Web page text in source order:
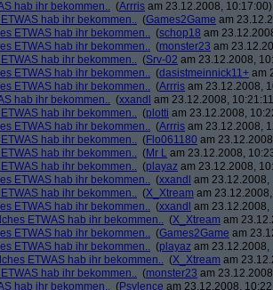
hab ihr bekommen.. (Arrris am 23.12.2008, 10:17:00)
hab ihr bekommen.. (Games2Game am
ETWAS hab ihr bekommen.. (schop18 am
ETWAS hab ihr bekommen.. (monster23 am
hab ihr bekommen.. (Srv-02 am 23.12.2008,
ETWAS hab ihr bekommen.. (dasistmeinnick11+ am
ETWAS hab ihr bekommen.. (Arrris am 23.12.2008,
hab ihr bekommen.. (xxandl am 23.12.2008,
hab ihr bekommen.. (plotti am 23.12.2008,
ETWAS hab ihr bekommen.. (Arrris am 23.12.2008,
hab ihr bekommen.. (Flo061180 am
hab ihr bekommen.. (Mr L am 23.12.2008,
hab ihr bekommen.. (playaz am 23.12.2008,
ETWAS hab ihr bekommen.. (xxandl am 23.12.2008,
hab ihr bekommen.. (X_Xtream am
ETWAS hab ihr bekommen.. (xxandl am 23.12.2008,
ETWAS hab ihr bekommen.. (X_Xtream am
ETWAS hab ihr bekommen.. (Games2Game am
ETWAS hab ihr bekommen.. (playaz am 23.12.2008,
ETWAS hab ihr bekommen.. (X_Xtream am
hab ihr bekommen.. (monster23 am
hab ihr bekommen.. (Psylence am 23.12.2008,